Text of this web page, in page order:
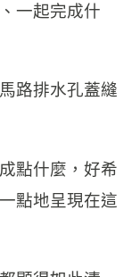
一起完成什
路排水孔蓋縫
點什麼，好希
點地呈現在這